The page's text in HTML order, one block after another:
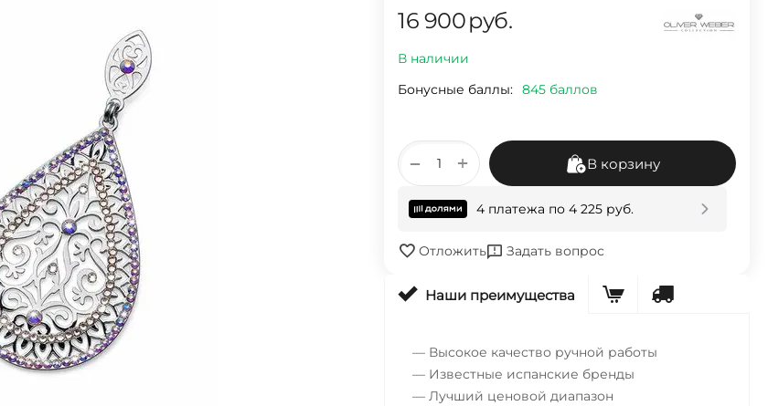
16 900руб.
В наличии
Бонусные баллы: 845 баллов
+
− В корзину
4 платежа по 4 225 руб.
Отложить Задать вопрос
Наши преимущества
— Высокое качество ручной работы
— Известные испанские бренды
— Лучший ценовой диапазон